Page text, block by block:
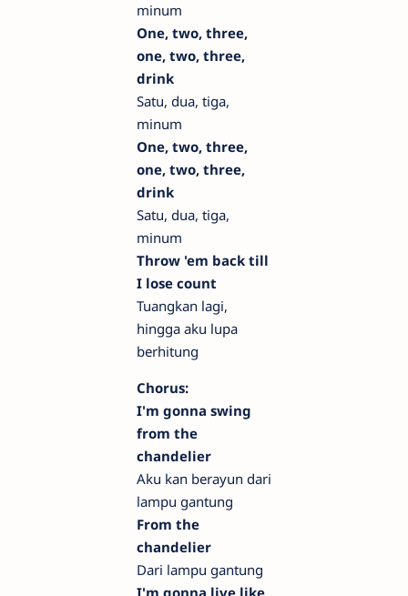
minum
One, two, three,
one, two, three,
drink
Satu, dua, tiga,
minum
One, two, three,
one, two, three,
drink
Satu, dua, tiga,
minum
Throw 'em back till
I lose count
Tuangkan lagi,
hingga aku lupa
berhitung
Chorus:
I'm gonna swing
from the
chandelier
Aku kan berayun dari
lampu gantung
From the
chandelier
Dari lampu gantung